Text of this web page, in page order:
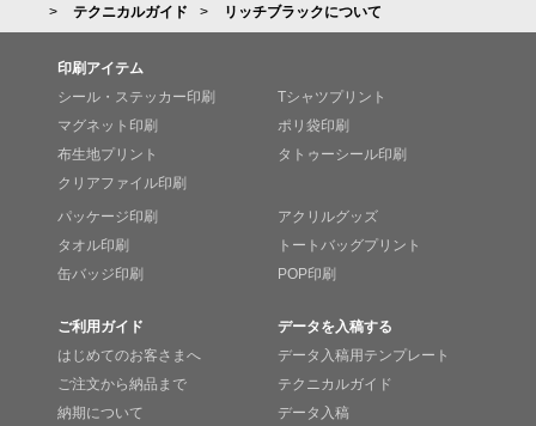
テクニカルガイド リッチブラックについて
印刷アイテム
シール・ステッカー印刷
マグネット印刷
布生地プリント
クリアファイル印刷
Tシャツプリント
ポリ袋印刷
タトゥーシール印刷
パッケージ印刷
タオル印刷
缶バッジ印刷
アクリルグッズ
トートバッグプリント
POP印刷
ご利用ガイド
はじめてのお客さまへ
ご注文から納品まで
納期について
データを入稿する
データ入稿用テンプレート
テクニカルガイド
データ入稿